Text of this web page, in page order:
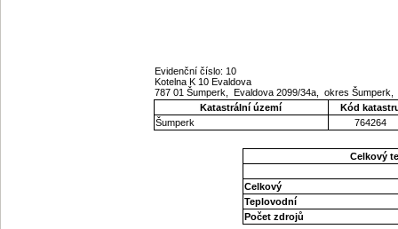
Evidenční číslo: 10
Kotelna K 10 Evaldova
787 01 Šumperk, Evaldova 2099/34a, okres
Katastrální území
Kód
Šumperk
764264
Celkový
Celkový
Teplovodní
Počet zdrojů